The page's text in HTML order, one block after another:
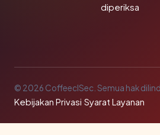
diperiksa
© 2026 CoffeeclSec. Semua hak
Kebijakan Privasi·Syarat Layanan